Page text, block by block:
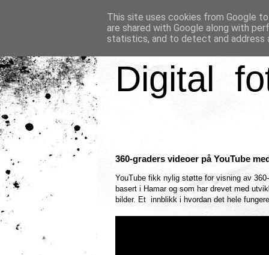
Digital
360-graders videoer på YouTube
YouTube fikk nylig støtte for visning av
basert i Hamar og som har drevet med
bilder. Et innblikk i hvordan det hele
This site uses cookies from Google
are shared with Google along with
statistics, and to detect and address